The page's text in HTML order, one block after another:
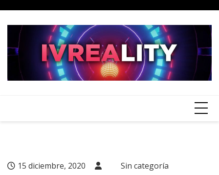
content
15 diciembre, 2020 Sin categoría